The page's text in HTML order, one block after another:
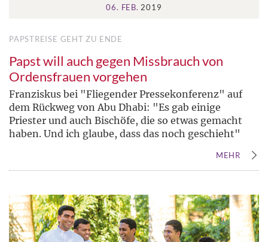
06. FEB. 2019
PAPSTREISE GEHT ZU ENDE
Papst will auch gegen Missbrauch von
Ordensfrauen vorgehen
Franziskus bei "Fliegender Pressekonferenz" auf
dem Rückweg von Abu Dhabi: "Es gab einige
Priester und auch Bischöfe, die so etwas gemacht
haben. Und ich glaube, dass das noch geschieht"
MEHR